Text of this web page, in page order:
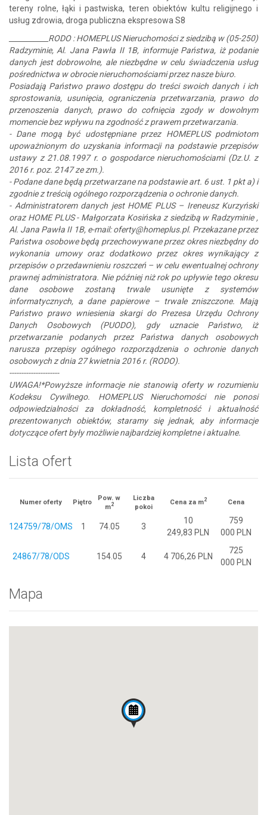
tereny rolne, łąki i pastwiska, teren obiektów kultu religijnego i
usług zdrowia, droga publiczna ekspresowa S8
___________RODO : HOMEPLUS Nieruchomości z siedzibą w (05-250)
Radzyminie, Al. Jana Pawła II 1B, informuje Państwa, iż podanie
danych jest dobrowolne, ale niezbędne w celu świadczenia usług
pośrednictwa w obrocie nieruchomościami przez nasze biuro.
Posiadają Państwo prawo dostępu do treści swoich danych i ich
sprostowania, usunięcia, ograniczenia przetwarzania, prawo do
przenoszenia danych, prawo do cofnięcia zgody w dowolnym
momencie bez wpływu na zgodność z prawem przetwarzania.
- Dane mogą być udostępniane przez HOMEPLUS podmiotom
upoważnionym do uzyskania informacji na podstawie przepisów
ustawy z 21.08.1997 r. o gospodarce nieruchomościami (Dz.U. z
2016 r. poz. 2147 ze zm.).
- Podane dane będą przetwarzane na podstawie art. 6 ust. 1 pkt a) i
zgodnie z treścią ogólnego rozporządzenia o ochronie danych.
- Administratorem danych jest HOME PLUS – Ireneusz Kurzyński
oraz HOME PLUS - Małgorzata Kosińska z siedzibą w Radzyminie ,
Al. Jana Pawła II 1B, e-mail: oferty@homeplus.pl. Przekazane przez
Państwa osobowe będą przechowywane przez okres niezbędny do
wykonania umowy oraz dodatkowo przez okres wynikający z
przepisów o przedawnieniu roszczeń – w celu ewentualnej ochrony
prawnej administratora. Nie później niż rok po upływie tego okresu
dane osobowe zostaną trwale usunięte z systemów
informatycznych, a dane papierowe – trwale zniszczone. Mają
Państwo prawo wniesienia skargi do Prezesa Urzędu Ochrony
Danych Osobowych (PUODO), gdy uznacie Państwo, iż
przetwarzanie podanych przez Państwa danych osobowych
narusza przepisy ogólnego rozporządzenia o ochronie danych
osobowych z dnia 27 kwietnia 2016 r. (RODO).
---------------------
UWAGA!*Powyższe informacje nie stanowią oferty w rozumieniu
Kodeksu Cywilnego. HOMEPLUS Nieruchomości nie ponosi
odpowiedzialności za dokładność, kompletność i aktualność
prezentowanych obiektów, staramy się jednak, aby informacje
dotyczące ofert były możliwie najbardziej kompletne i aktualne.
Lista ofert
Numer oferty Piętro
Pow. w
m2
Liczba
pokoi
Cena za m2 Cena
124759/78/OMS 1 74.05 3
10
249,83 PLN
759
000 PLN
24867/78/ODS 154.05 4 4 706,26 PLN
725
000 PLN
Mapa